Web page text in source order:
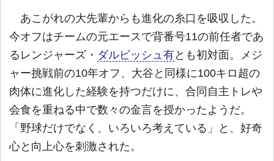
あこがれの大先輩からも進化の糸口を吸収した。
今オフはチームの元エースで背番号11の前任者であ
るレンジャーズ・ ダルビッシュ有とも初対面。メジ
ャー挑戦前の10年オフ、大谷と同様に100キロ超の
肉体に進化した経験を持つだけに、合同自主トレや
会食を重ねる中で数々の金言を授かったようだ。
「野球だけでなく、いろいろ考えている」と、好奇
心と向上心を刺激された。